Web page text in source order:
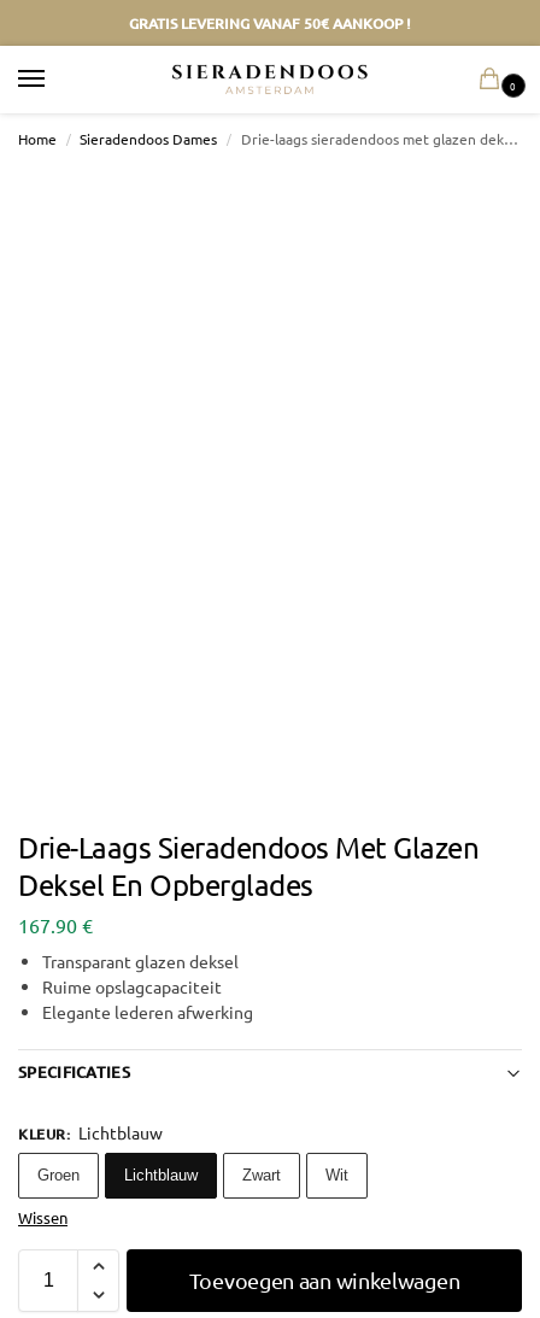
GRATIS LEVERING VANAF 50€ AANKOOP !
0
Home / Sieradendoos Dames / Drie-laags sieradendoos met glazen deksel en opberglades
Drie-Laags Sieradendoos Met Glazen
Deksel En Opberglades
167.90 €
Transparant glazen deksel
Ruime opslagcapaciteit
Elegante lederen afwerking
SPECIFICATIES
KLEUR: Lichtblauw
Groen Lichtblauw Zwart Wit
Wissen
Toevoegen aan winkelwagen